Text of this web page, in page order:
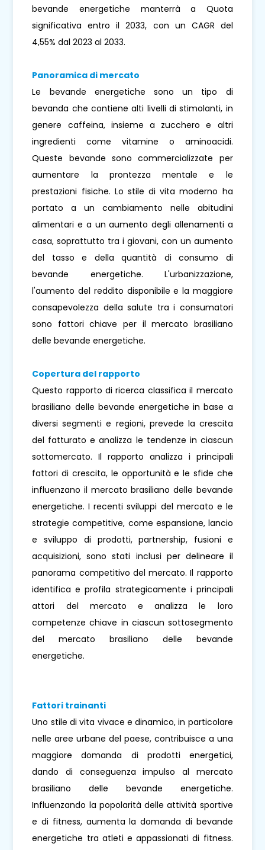
bevande energetiche manterrà a Quota
significativa entro il 2033, con un CAGR del
4,55% dal 2023 al 2033.
Panoramica di mercato
Le bevande energetiche sono un tipo di
bevanda che contiene alti livelli di stimolanti, in
genere caffeina, insieme a zucchero e altri
ingredienti come vitamine o aminoacidi.
Queste bevande sono commercializzate per
aumentare la prontezza mentale e le
prestazioni fisiche. Lo stile di vita moderno ha
portato a un cambiamento nelle abitudini
alimentari e a un aumento degli allenamenti a
casa, soprattutto tra i giovani, con un aumento
del tasso e della quantità di consumo di
bevande energetiche. L'urbanizzazione,
l'aumento del reddito disponibile e la maggiore
consapevolezza della salute tra i consumatori
sono fattori chiave per il mercato brasiliano
delle bevande energetiche.
Copertura del rapporto
Questo rapporto di ricerca classifica il mercato
brasiliano delle bevande energetiche in base a
diversi segmenti e regioni, prevede la crescita
del fatturato e analizza le tendenze in ciascun
sottomercato. Il rapporto analizza i principali
fattori di crescita, le opportunità e le sfide che
influenzano il mercato brasiliano delle bevande
energetiche. I recenti sviluppi del mercato e le
strategie competitive, come espansione, lancio
e sviluppo di prodotti, partnership, fusioni e
acquisizioni, sono stati inclusi per delineare il
panorama competitivo del mercato. Il rapporto
identifica e profila strategicamente i principali
attori del mercato e analizza le loro
competenze chiave in ciascun sottosegmento
del mercato brasiliano delle bevande
energetiche.
Fattori trainanti
Uno stile di vita vivace e dinamico, in particolare
nelle aree urbane del paese, contribuisce a una
maggiore domanda di prodotti energetici,
dando di conseguenza impulso al mercato
brasiliano delle bevande energetiche.
Influenzando la popolarità delle attività sportive
e di fitness, aumenta la domanda di bevande
energetiche tra atleti e appassionati di fitness.